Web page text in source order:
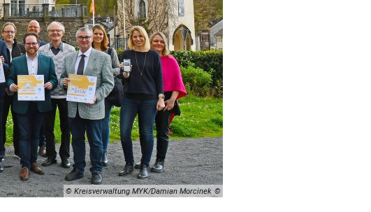
© Kreisverwaltung MYK/Damian Morcinek